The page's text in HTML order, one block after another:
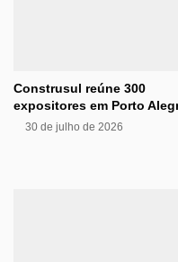
Construsul reúne 300
expositores em Porto
30 de julho de 2026